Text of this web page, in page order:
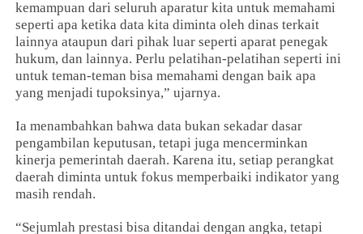
kemampuan dari seluruh aparatur kita untuk memahami
seperti apa ketika data kita diminta oleh dinas terkait
lainnya ataupun dari pihak luar seperti aparat penegak
hukum, dan lainnya. Perlu pelatihan-pelatihan seperti ini
untuk teman-teman bisa memahami dengan baik apa
yang menjadi tupoksinya,” ujarnya.
Ia menambahkan bahwa data bukan sekadar dasar
pengambilan keputusan, tetapi juga mencerminkan
kinerja pemerintah daerah. Karena itu, setiap perangkat
daerah diminta untuk fokus memperbaiki indikator yang
masih rendah.
“Sejumlah prestasi bisa ditandai dengan angka, tetapi